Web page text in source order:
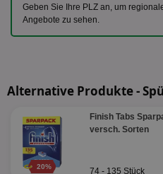
Geben Sie Ihre PLZ an, um
Angebote zu sehen.
Alternative Produkte -
20%
Finish Tabs
versch. Sorten
74 - 135 Stück